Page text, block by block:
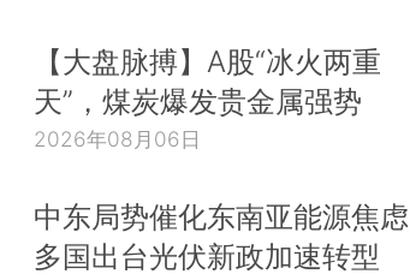
【大盘脉搏】A股“冰火两重
天”，煤炭爆发贵金属强势
2026年08月06日
中东局势催化东南亚能源焦虑
多国出台光伏新政加速转型